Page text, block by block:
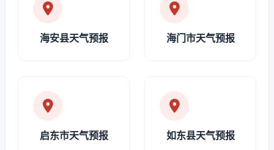
海安县天气预报 海门市天气预报
启东市天气预报 如东县天气预报